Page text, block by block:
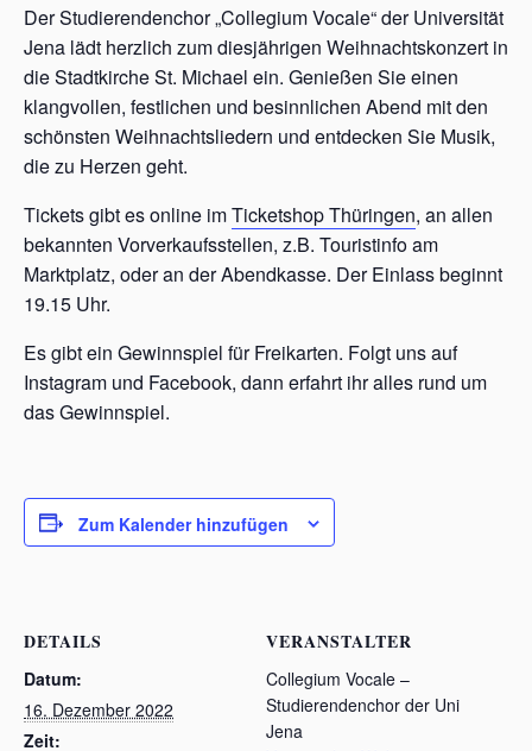
Der Studierendenchor „Collegium Vocale“ der Universität
Jena lädt herzlich zum diesjährigen Weihnachtskonzert in
die Stadtkirche St. Michael ein. Genießen Sie einen
klangvollen, festlichen und besinnlichen Abend mit den
schönsten Weihnachtsliedern und entdecken Sie Musik,
die zu Herzen geht.
Tickets gibt es online imTicketshop Thüringen, an allen
bekannten Vorverkaufsstellen, z.B. Touristinfo am
Marktplatz, oder an der Abendkasse. Der Einlass beginnt
19.15 Uhr.
Es gibt ein Gewinnspiel für Freikarten. Folgt uns auf
Instagram und Facebook, dann erfahrt ihr alles rund um
das Gewinnspiel.
Zum Kalender hinzufügen
DETAILS
Datum:
16. Dezember 2022
Zeit:
VERANSTALTER
Collegium Vocale –
Studierendenchor der Uni
Jena